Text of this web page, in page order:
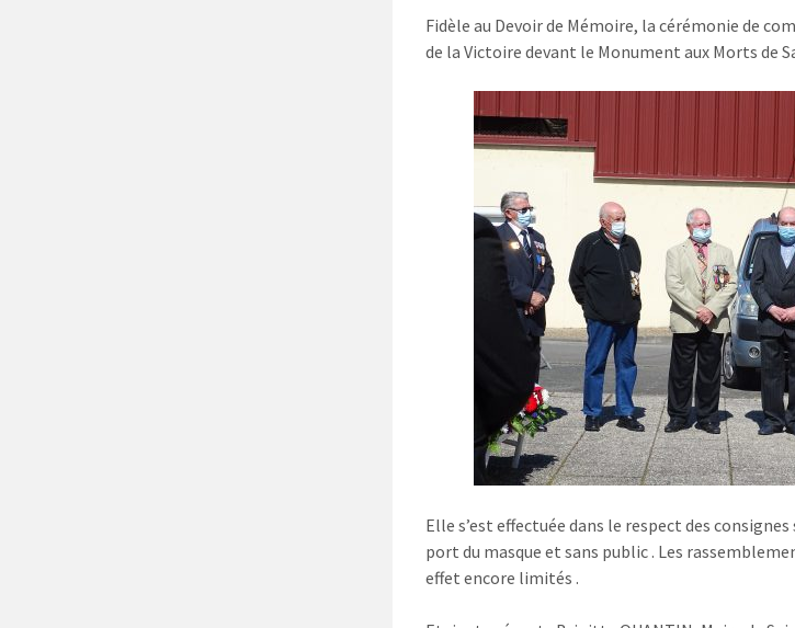
Fidèle au Devoir de Mémoire, la cérémonie de
de la Victoire devant le Monument aux Morts de
Elle s’est effectuée dans le respect des
port du masque et sans public . Les
effet encore limités .